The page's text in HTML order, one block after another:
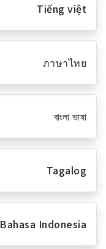
Tiếng việt
ภาษาไทย
বাংলা ভাষা
Tagalog
Bahasa Indonesia